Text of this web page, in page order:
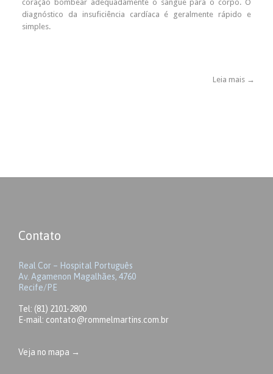
coração bombear adequadamente o sangue para o corpo. O
diagnóstico da insuficiência cardíaca é geralmente rápido e
simples.
Leia mais →
Contato
Real Cor – Hospital Português
Av. Agamenon Magalhães, 4760
Recife/PE
Tel: (81) 2101-2800
E-mail: contato@rommelmartins.com.br
Veja no mapa →